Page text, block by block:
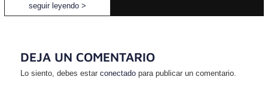
seguir leyendo >
DEJA UN COMENTARIO
Lo siento, debes estarconectado para publicar un comentario.